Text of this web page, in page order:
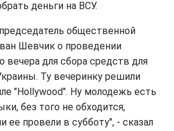
деньги на ВСУ.
общественной
Шевчик о проведении
вечера для сбора средств для
Ту вечеринку решили
"Hollywood". Ну молодежь есть
без того не обходится,
ее провели в субботу", - сказал